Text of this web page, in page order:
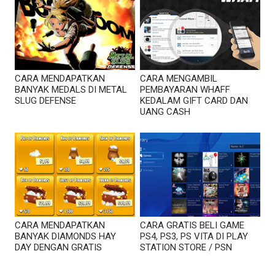
CARA MENDAPATKAN
BANYAK MEDALS DI METAL
SLUG DEFENSE
CARA MENGAMBIL
PEMBAYARAN WHAFF
KEDALAM GIFT CARD DAN
UANG CASH
CARA MENDAPATKAN
BANYAK DIAMONDS HAY
DAY DENGAN GRATIS
CARA GRATIS BELI GAME
PS4, PS3, PS VITA DI PLAY
STATION STORE / PSN